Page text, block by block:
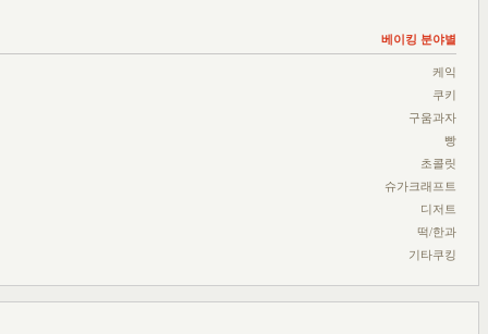
베이킹 분야별
케익
쿠키
구움과자
빵
초콜릿
슈가크래프트
디저트
떡/한과
기타쿠킹